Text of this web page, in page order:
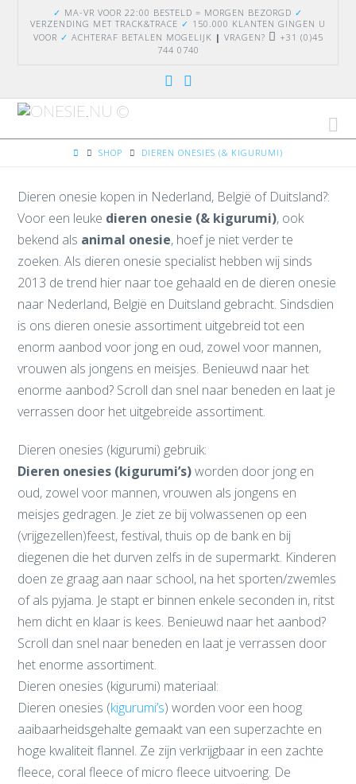
✓ MA-VR VOOR 22:00 BESTELD = MORGEN BEZORGD ✓
VERZENDING MET TRACK&TRACE ✓ 150.000 KLANTEN GINGEN U
VOOR ✓ ACHTERAF BETALEN MOGELIJK | VRAGEN?
+31 (0)45
744 0740
HOMESHOP DIEREN ONESIES (& KIGURUMI)
Dieren onesie kopen in Nederland, België of Duitsland?:
Voor een leuke dieren onesie (& kigurumi), ook
bekend als animal onesie, hoef je niet verder te
zoeken. Als dieren onesie specialist hebben wij sinds
2013 de trend hier naar toe gehaald en de dieren onesie
naar Nederland, België en Duitsland gebracht. Sindsdien
is ons dieren onesie assortiment uitgebreid tot een
enorm aanbod voor jong en oud, zowel voor mannen,
vrouwen als jongens en meisjes. Benieuwd naar het
enorme aanbod? Scroll dan snel naar beneden en laat je
verrassen door het uitgebreide assortiment.
Dieren onesies (kigurumi) gebruik:
Dieren onesies (kigurumi’s)worden door jong en
oud, zowel voor mannen, vrouwen als jongens en
meisjes gedragen. Je ziet ze bij volwassenen op een
(vrijgezellen)feest, festival, thuis op de bank en bij
diegenen die het durven zelfs in de supermarkt. Kinderen
doen ze graag aan naar school, na het sporten/zwemles
of als pyjama. Je stapt er binnen enkele seconden in, ritst
hem dicht en klaar is kees. Benieuwd naar het aanbod?
Scroll dan snel naar beneden en laat je verrassen door
het enorme assortiment.
Dieren onesies (kigurumi) materiaal:
Dieren onesies (kigurumi’s) worden voor een hoog
aaibaarheidsgehalte gemaakt van een superzachte en
hoge kwaliteit flannel. Ze zijn verkrijgbaar in een zachte
fleece, coral fleece of micro fleece uitvoering. De